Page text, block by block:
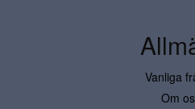
Vanliga
Om